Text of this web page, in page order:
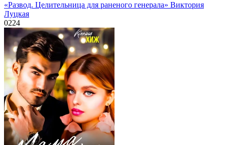
«Развод. Целительница для раненого генерала» Виктория
Луцкая
0224